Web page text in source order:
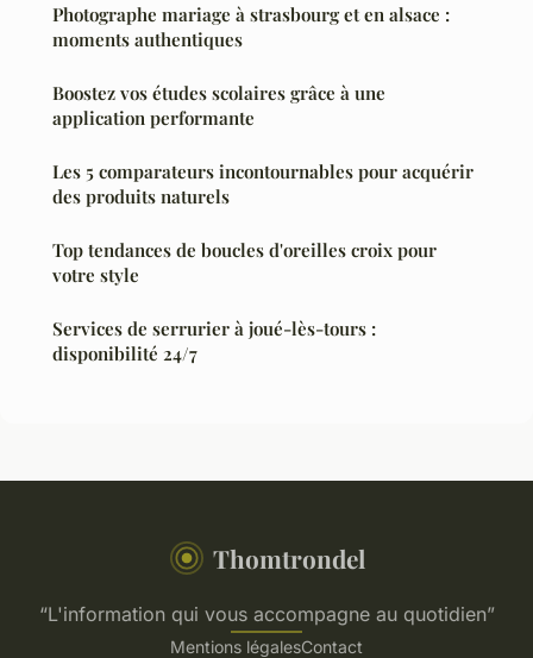
Photographe mariage à strasbourg et en alsace :
moments authentiques
Boostez vos études scolaires grâce à une
application performante
Les 5 comparateurs incontournables pour acquérir
des produits naturels
Top tendances de boucles d'oreilles croix pour
votre style
Services de serrurier à joué-lès-tours :
disponibilité 24/7
Thomtrondel
“L'information qui vous accompagne au quotidien”
Mentions légalesContact